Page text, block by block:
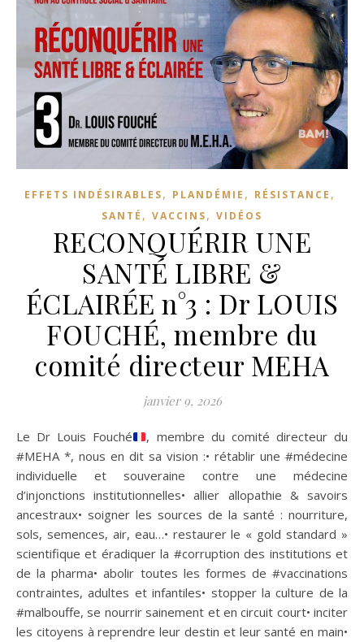
EFFETS INDÉSIRABLES, PLANDÉMIE , RÉSISTANCE ,
SANTÉ , VACCINS, VIDÉOS
RECONQUÉRIR UNE
SANTÉ LIBRE &
ÉCLAIRÉE n°3 : Dr LOUIS
FOUCHÉ, membre du
comité directeur MEHA
janvier 9, 2026
Le Dr Louis Fouché
, membre du comité directeur du
#MEHA *, nous en dit sa vision :• rétablir une #médecine
individuelle et souveraine contre une médecine
d’injonctions institutionnelles• allier allopathie & savoirs
ancestraux• soigner les sources de la santé : nourriture,
sols, semences, air, eau…• restaurer le « gold standard »
scientifique et éradiquer la #corruption des institutions et
de la pharma• abolir toutes les formes de #vaccinations
contraintes, adultes et infantiles• stopper la culture de la
#malbouffe, se nourrir sainement et en circuit court• inciter
les citoyens à reprendre leur destin et leur santé en main•